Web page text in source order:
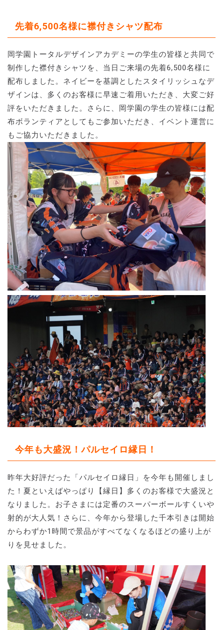
先着6,500名様に襟付きシャツ配布
岡学園トータルデザインアカデミーの学生の皆様と共同で
制作した襟付きシャツを、当日ご来場の先着6,500名様に
配布しました。ネイビーを基調としたスタイリッシュなデ
ザインは、多くのお客様に早速ご着用いただき、大変ご好
評をいただきました。さらに、岡学園の学生の皆様には配
布ボランティアとしてもご参加いただき、イベント運営に
もご協力いただきました。
今年も大盛況！パルセイロ縁日！
昨年大好評だった「パルセイロ縁日」を今年も開催しまし
た！夏といえばやっぱり【縁日】多くのお客様で大盛況と
なりました。お子さまには定番のスーパーボールすくいや
射的が大人気！さらに、今年から登場した千本引きは開始
からわずか1時間で景品がすべてなくなるほどの盛り上が
りを見せました。